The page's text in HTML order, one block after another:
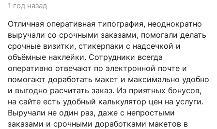
1 год назад
Отличная оперативная типография, неоднократно
выручали со срочными заказами, помогали делать
срочные визитки, стикерпаки с надсечкой и
объёмные наклейки. Сотрудники всегда
оперативно отвечают по электронной почте и
помогают доработать макет и максимально удобно
и выгодно расчитать заказ. Из приятных бонусов,
на сайте есть удобный калькулятор цен на услуги.
Выручали не один раз, даже с непростыми
заказами и срочными доработками макетов в